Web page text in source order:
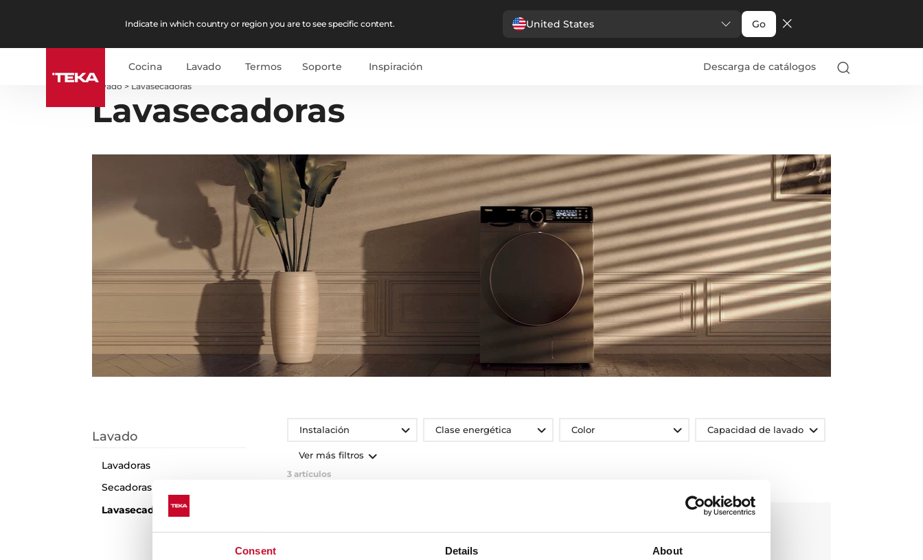
Consent Details About
Indicate in which country or region you are to see specific content. United States Go
Cocina Lavado Termos Soporte Inspiración Descarga de catálogos
Lavado > Lavasecadoras
Lavasecadoras
Lavado
Lavadoras
Secadoras
Lavasecadoras
Instalación Clase energética Color Capacidad de lavado
Ver más filtros
3 artículos